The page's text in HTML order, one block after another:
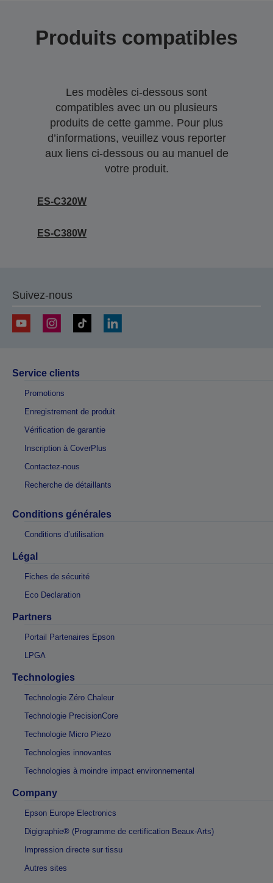
Produits compatibles
Les modèles ci-dessous sont
compatibles avec un ou plusieurs
produits de cette gamme. Pour plus
d’informations, veuillez vous reporter
aux liens ci-dessous ou au manuel de
votre produit.
ES-C320W
ES-C380W
Suivez-nous
Service clients
Promotions
Enregistrement de produit
Vérification de garantie
Inscription à CoverPlus
Contactez-nous
Recherche de détaillants
Conditions générales
Conditions d’utilisation
Légal
Fiches de sécurité
Eco Declaration
Partners
Portail Partenaires Epson
LPGA
Technologies
Technologie Zéro Chaleur
Technologie PrecisionCore
Technologie Micro Piezo
Technologies innovantes
Technologies à moindre impact environnemental
Company
Epson Europe Electronics
Digigraphie® (Programme de certification Beaux-Arts)
Impression directe sur tissu
Autres sites